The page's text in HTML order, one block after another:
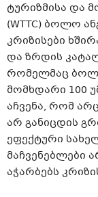
ტურიზმისა და
(WTTC) ბოლო
კრიზისები
და ზრდის
რომელმაც
მომხდარი 100
აჩვენა, რომ
არ განიცდის
ეფექტური
მაჩვენებლები
აჭარბებს